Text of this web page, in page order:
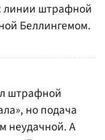
линии штрафной
Беллингемом.
штрафной
но подача
неудачной. А